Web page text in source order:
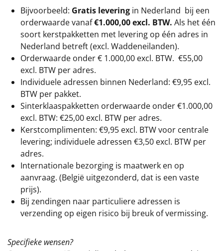
Bijvoorbeeld: Gratis levering in Nederland bij een
orderwaarde vanaf€1.000,00 excl. BTW. Als het één
soort kerstpakketten met levering op één adres in
Nederland betreft (excl. Waddeneilanden).
Orderwaarde onder € 1.000,00 excl. BTW. €55,00
excl. BTW per adres.
Individuele adressen binnen Nederland: €9,95 excl.
BTW per pakket.
Sinterklaaspakketten orderwaarde onder €1.000,00
excl. BTW: €25,00 excl. BTW per adres.
Kerstcomplimenten: €9,95 excl. BTW voor centrale
levering; individuele adressen €3,50 excl. BTW per
adres.
Internationale bezorging is maatwerk en op
aanvraag. (België uitgezonderd, dat is een vaste
prijs).
Bij zendingen naar particuliere adressen is
verzending op eigen risico bij breuk of vermissing.
Specifieke wensen?